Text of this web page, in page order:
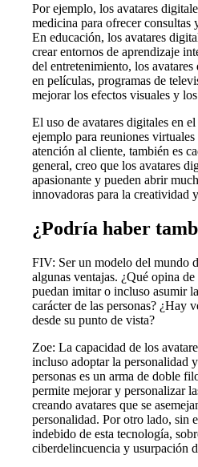
Por ejemplo, los avatares
medicina para ofrecer consultas
En educación, los avatares
crear entornos de aprendizaje
del entretenimiento, los
en películas, programas de
mejorar los efectos visuales y
El uso de avatares digitales en
ejemplo para reuniones
atención al cliente, también es
general, creo que los avatares
apasionante y pueden abrir
innovadoras para la creatividad
¿Podría haber
FIV: Ser un modelo del mundo
algunas ventajas. ¿Qué opina
puedan imitar o incluso asumir
carácter de las personas? ¿Hay
desde su punto de vista?
Zoe: La capacidad de los
incluso adoptar la personalidad
personas es un arma de doble
permite mejorar y personalizar
creando avatares que se
personalidad. Por otro lado, sin
indebido de esta tecnología,
ciberdelincuencia y usurpación